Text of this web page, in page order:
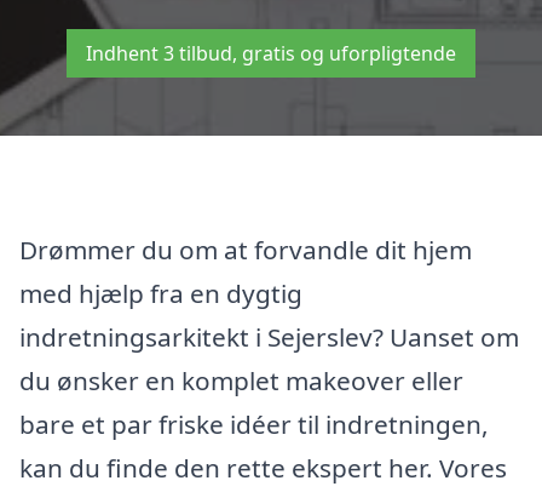
Indhent 3 tilbud, gratis og uforpligtende
Drømmer du om at forvandle dit hjem
med hjælp fra en dygtig
indretningsarkitekt i Sejerslev? Uanset om
du ønsker en komplet makeover eller
bare et par friske idéer til indretningen,
kan du finde den rette ekspert her. Vores